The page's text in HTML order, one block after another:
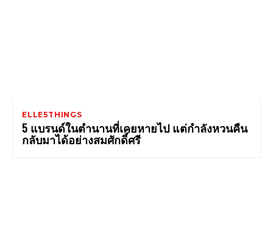
ELLE5THINGS
5 แบรนด์ในตำนานที่เคยหายไป แต่กำลังหวนคืน
กลับมาได้อย่างสมศักดิ์ศรี